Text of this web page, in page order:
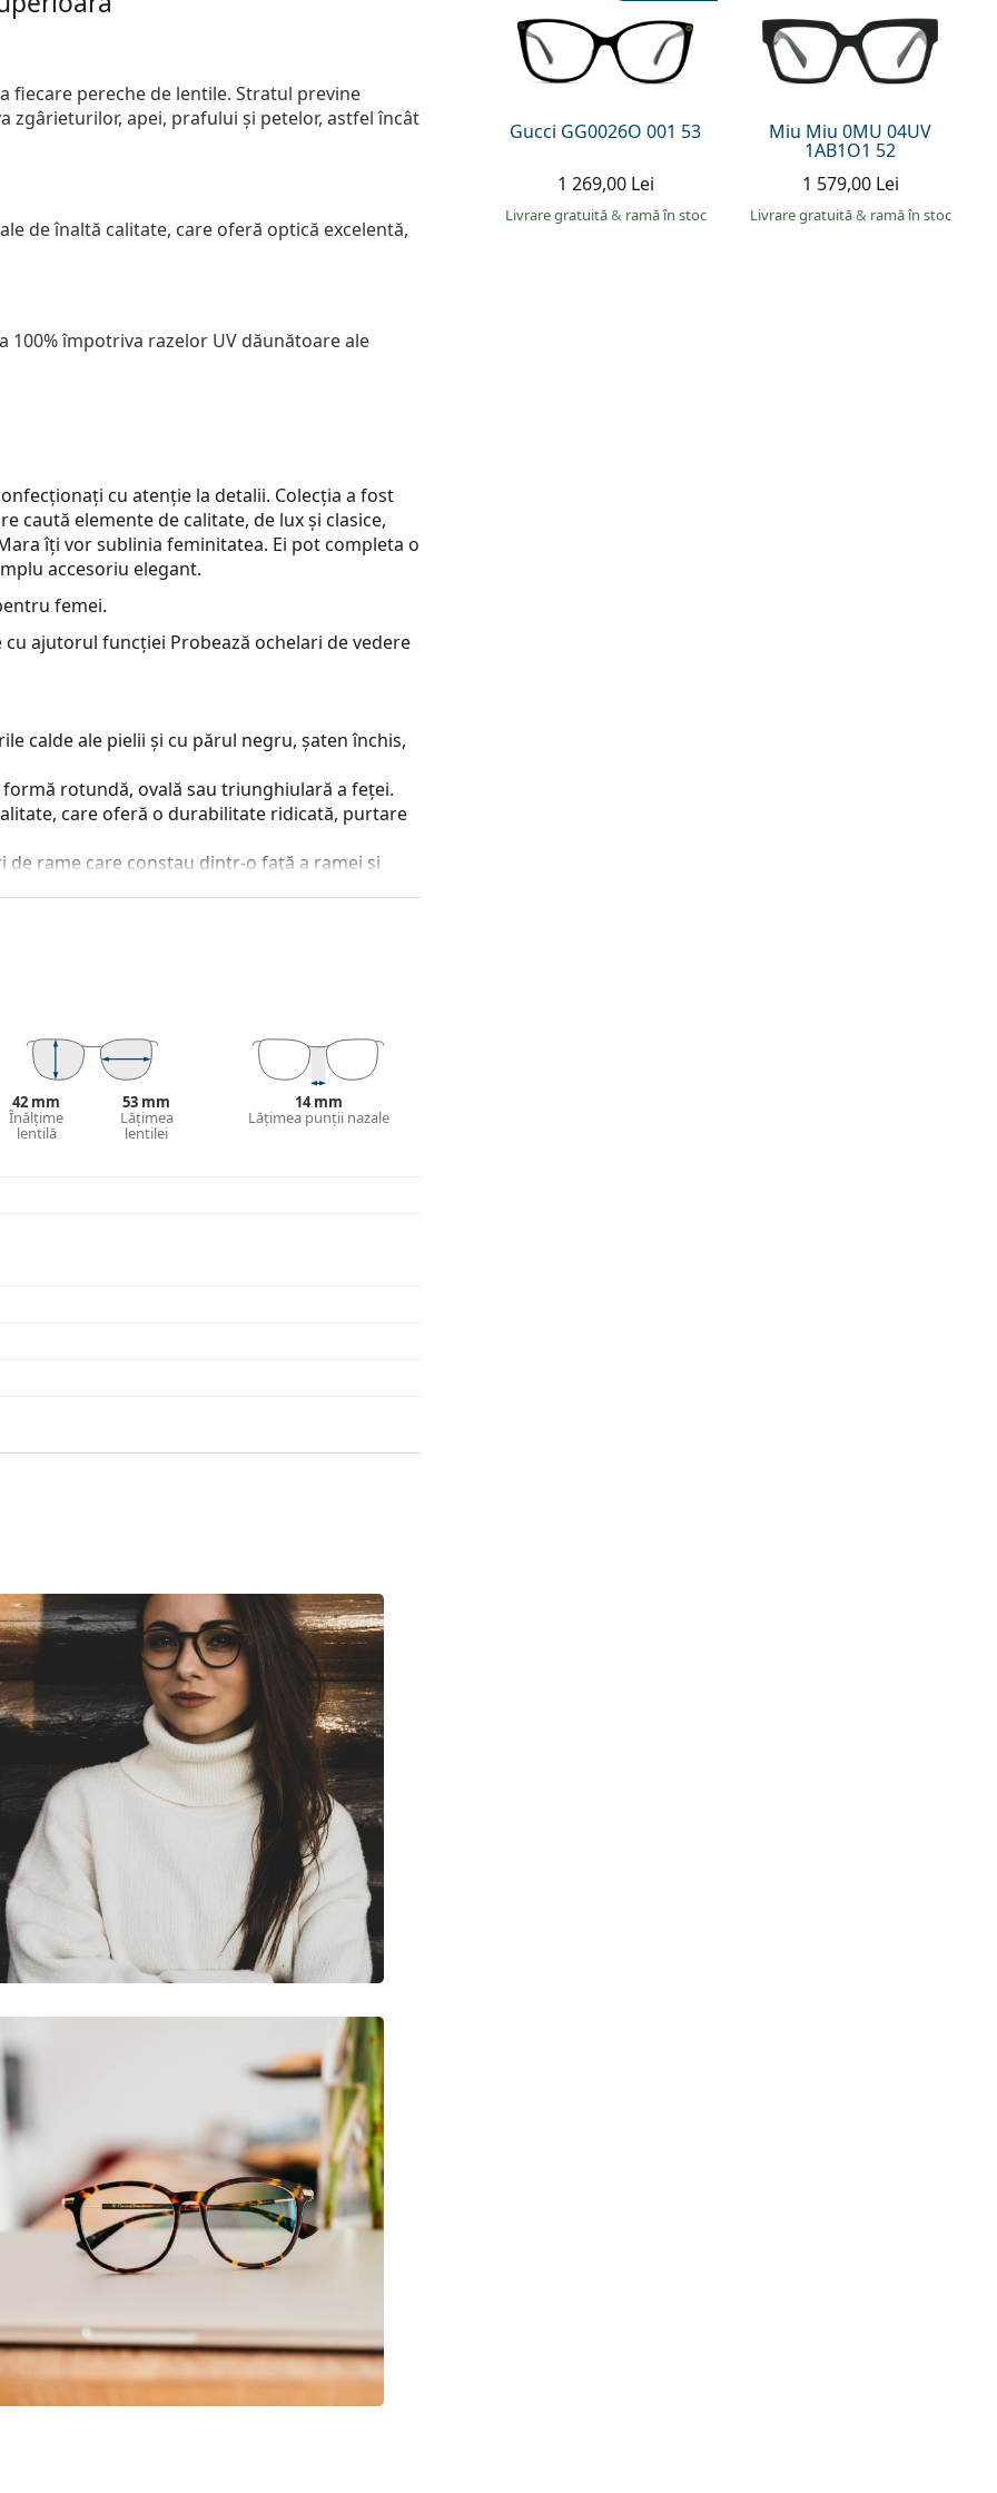
Gucci GG0026O 001 53
1 269,00 Lei
Livrare gratuită& ramă în stoc
Miu Miu 0MU 04UV
1AB1O1 52
1 579,00 Lei
Livrare gratuită& ramă în stoc
pereche de lentile. Stratul previne
apei, prafului și petelor, astfel încât
de înaltă calitate, care oferă optică excelentă,
împotriva razelor UV dăunătoare ale
cu atenție la detalii. Colecția a fost
caută elemente de calitate, de lux și clasice,
îți vor sublinia feminitatea. Ei pot completa o
accesoriu elegant.
femei.
ajutorul funcției Probează ochelari de vedere
calde ale pielii și cu părul negru, șaten închis,
rotundă, ovală sau triunghiulară a feței.
care oferă o durabilitate ridicată, purtare
rame care constau dintr-o față a ramei și
faptul că înglobează complet lentila și, în
rame este potrivit pentru toate lentilele,
designul acesteia pot varia.
ochelarilor. Este posibil ca unele modele să
a găsi mai multe modele sau consultăghidul
de utilizare.
42 mm
Înălțime
lentilă
53 mm
Lățimea
lentilei
14 mm
Lățimea punții nazale